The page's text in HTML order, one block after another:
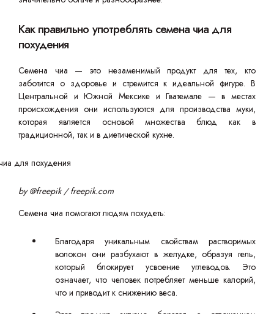
Как правильно употреблять семена чиа для
похудения
Семена чиа — это незаменимый продукт для тех, кто
заботится о здоровье и стремится к идеальной фигуре. В
Центральной и Южной Мексике и Гватемале — в местах
происхождения они используются для производства муки,
которая является основой множества блюд как в
традиционной, так и в диетической кухне.
by @freepik / freepik.com
Семена чиа помогают людям похудеть:
Благодаря уникальным свойствам растворимых
волокон они разбухают в желудке, образуя гель,
который блокирует усвоение углеводов. Это
означает, что человек потребляет меньше калорий,
что и приводит к снижению веса.